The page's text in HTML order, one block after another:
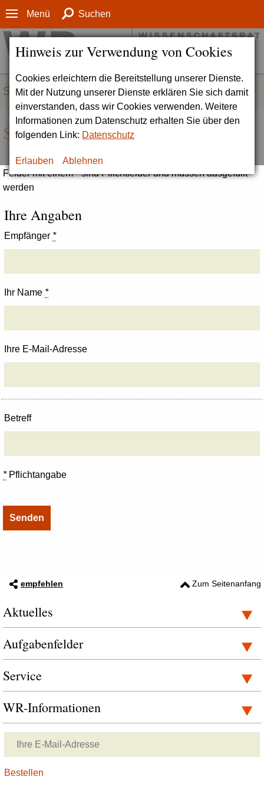
Hinweis zur Verwendung von Cookies
Cookies erleichtern die Bereitstellung unserer Dienste.
Mit der Nutzung unserer Dienste erklären Sie sich damit
einverstanden, dass wir Cookies verwenden. Weitere
Informationen zum Datenschutz erhalten Sie über den
folgenden Link: Datenschutz
Erlauben Ablehnen
Menü Suchen
SERVICE
Seite empfehlen
Felder mit einem * sind Pflichtfelder und müssen ausgefüllt
werden
Ihre Angaben
Empfänger *
Ihr Name *
Ihre E-Mail-Adresse
Betreff
*Pflichtangabe
empfehlen Zum Seitenanfang
Aktuelles
Aufgabenfelder
Service
WR-Informationen